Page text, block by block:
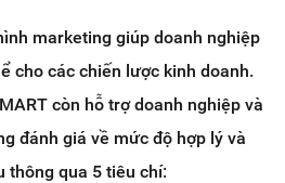
marketing giúp doanh nghiệp
cho các chiến lược kinh doanh.
còn hỗ trợ doanh nghiệp và
đánh giá về mức độ hợp lý và
thông qua 5 tiêu chí: